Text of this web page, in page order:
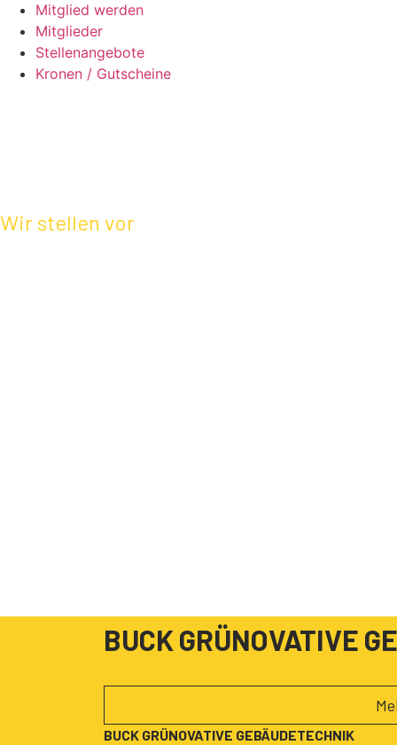
Mitglied werden
Mitglieder
Stellenangebote
Kronen / Gutscheine
Wir stellen vor
BUCK GRÜNOVATIVE
BUCK GRÜNOVATIVE GEBÄUDETECHNIK